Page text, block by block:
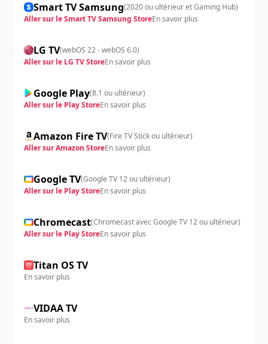
Smart TV Samsung(2020 ou ultérieur et Gaming Hub)
Aller sur le Smart TV Samsung StoreEn savoir plus
LG TV(webOS 22 - webOS 6.0)
Aller sur le LG TV StoreEn savoir plus
Google Play(8.1 ou ultérieur)
Aller sur le Play StoreEn savoir plus
Amazon Fire TV(Fire TV Stick ou ultérieur)
Aller sur Amazon StoreEn savoir plus
Google TV(Google TV 12 ou ultérieur)
Aller sur le Play StoreEn savoir plus
Chromecast(Chromecast avec Google TV 12 ou ultérieur)
Aller sur le Play StoreEn savoir plus
Titan OS TV
En savoir plus
VIDAA TV
En savoir plus